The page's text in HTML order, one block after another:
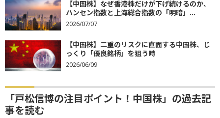
【中国株】なぜ香港株だけが下げ続けるのか、
ハンセン指数と上海総合指数の「明暗」...
2026/07/07
【中国株】二重のリスクに直面する中国株、じ
っくり「優良銘柄」を狙う時
2026/06/09
「戸松信博の注目ポイント！中国株」の過去記
事を読む